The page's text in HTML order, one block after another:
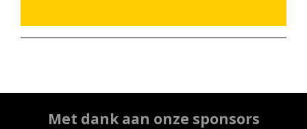
Met dank aan onze sponsors